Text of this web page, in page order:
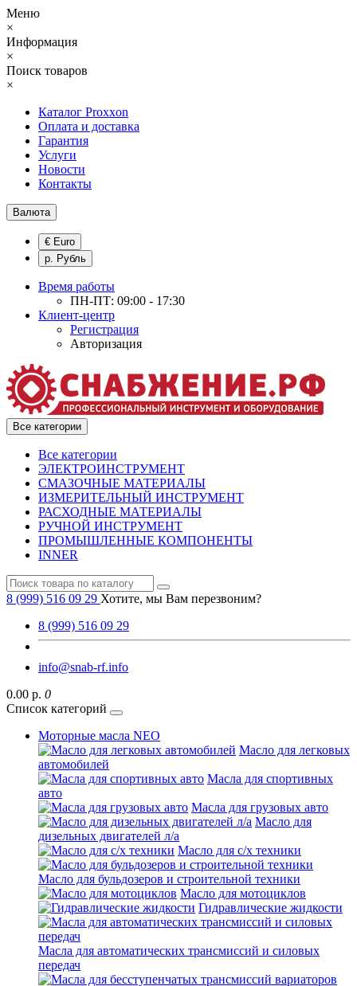
Меню
×
Информация
×
Поиск товаров
×
Каталог Proxxon
Оплата и доставка
Гарантия
Услуги
Новости
Контакты
Валюта
€ Euro
р. Рубль
Время работы
ПН-ПТ: 09:00 - 17:30
Клиент-центр
Регистрация
Авторизация
Все категории
Все категории
ЭЛЕКТРОИНСТРУМЕНТ
СМАЗОЧНЫЕ МАТЕРИАЛЫ
ИЗМЕРИТЕЛЬНЫЙ ИНСТРУМЕНТ
РАСХОДНЫЕ МАТЕРИАЛЫ
РУЧНОЙ ИНСТРУМЕНТ
ПРОМЫШЛЕННЫЕ КОМПОНЕНТЫ
INNER
8 (999) 516 09 29 Хотите, мы Вам перезвоним?
8 (999) 516 09 29
info@snab-rf.info
0.00 р. 0
Список категорий
Моторные масла NEO
Масло для легковых
автомобилей
Масла для спортивных
авто
Масла для грузовых авто
Масло для
дизельных двигателей л/а
Масло для с/х техники
Масло для бульдозеров и строительной техники
Масло для мотоциклов
Гидравлические жидкости
Масла для автоматических трансмиссий и силовых
передач